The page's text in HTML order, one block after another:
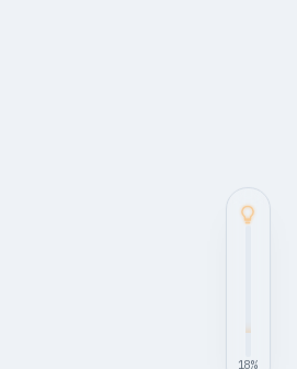
18%